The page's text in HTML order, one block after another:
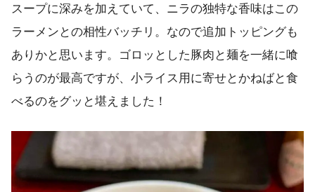
スープに深みを加えていて、ニラの独特な香味はこの
ラーメンとの相性バッチリ。なので追加トッピングも
ありかと思います。ゴロッとした豚肉と麺を一緒に喰
らうのが最高ですが、小ライス用に寄せとかねばと食
べるのをグッと堪えました！